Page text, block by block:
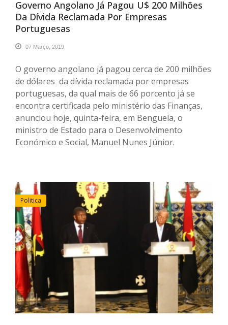
Governo Angolano Já Pagou U$ 200 Milhões
Da Dívida Reclamada Por Empresas
Portuguesas
07 Março, 2019
O governo angolano já pagou cerca de 200 milhões
de dólares da dívida reclamada por empresas
portuguesas, da qual mais de 66 porcento já se
encontra certificada pelo ministério das Finanças,
anunciou hoje, quinta-feira, em Benguela, o
ministro de Estado para o Desenvolvimento
Económico e Social, Manuel Nunes Júnior.
Politica